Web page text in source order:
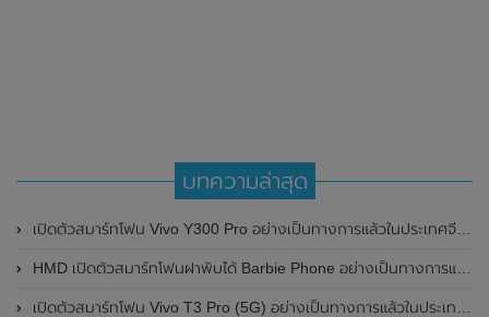
บทความล่าสุด
เปิดตัวสมาร์ทโฟน Vivo Y300 Pro อย่างเป็นทางการแล้วในประเทศจีน มาพร้อมดีไซน์พรีเมี่ยม ทนทาน และแบตเตอรี่สุดอึดขนาดใหญ่ 6,500mAh พร้อมรองรับการชาร์จไว 80W
HMD เปิดตัวสมาร์ทโฟนฝาพับได้ Barbie Phone อย่างเป็นทางการแล้ว มาพร้อมธีมสีชมพูสดใส
เปิดตัวสมาร์ทโฟน Vivo T3 Pro (5G) อย่างเป็นทางการแล้วในประเทศอินเดีย